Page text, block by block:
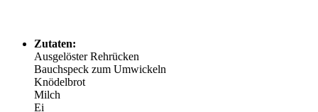
Zutaten:
Ausgelöster Rehrücken
Bauchspeck zum Umwickeln
Knödelbrot
Milch
Ei